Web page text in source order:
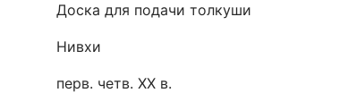
Доска для подачи толкуши
Нивхи
перв. четв. XX в.